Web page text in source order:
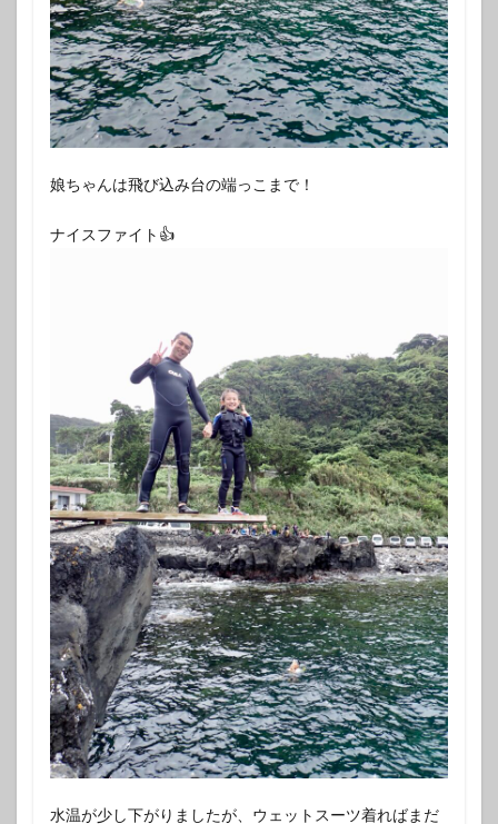
娘ちゃんは飛び込み台の端っこまで！
ナイスファイト👍
水温が少し下がりましたが、ウェットスーツ着ればまだ